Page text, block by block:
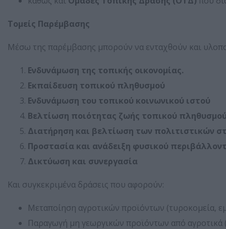
Τομείς Παρέμβασης
Μέσω της παρέμβασης μπορούν να ενταχθούν και
Ενδυνάμωση της τοπικής οικονομίας.
Εκπαίδευση τοπικού πληθυσμού
Ενδυνάμωση του τοπικού κοινωνικού ιστού
Βελτίωση ποιότητας ζωής τοπικού
Διατήρηση και βελτίωση των πολιτιστικών
Προστασία και ανάδειξη φυσικού
Δικτύωση και συνεργασία
Και συγκεκριμένα δράσεις που αφορούν:
Μεταποίηση αγροτικών προϊόντων (τυροκομεία,
Παραγωγή μη γεωργικών προϊόντων από αγροτικά